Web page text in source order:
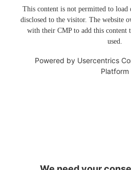
This content is not permitted to load
disclosed to the visitor. The website
with their CMP to add this content
used.
Powered by Usercentrics
Platform